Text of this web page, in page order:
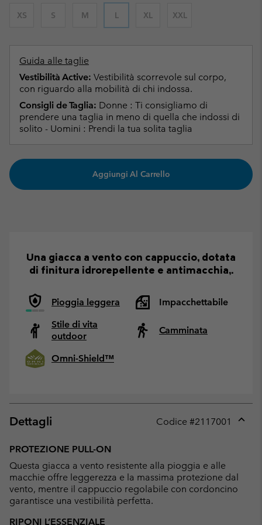
XS S M L XL XXL
Guida alle taglie
Vestibilità Active: Vestibilità scorrevole sul corpo,
con riguardo alla mobilità di chi indossa.
Consigli de Taglia: Donne : Ti consigliamo di
prendere una taglia in meno di quella che indossi di
solito - Uomini : Prendi la tua solita taglia
Aggiungi Al Carrello
Una giacca a vento con cappuccio, dotata
di finitura idrorepellente e antimacchia,.
Pioggia leggera
Impacchettabile
Stile di vita
outdoor
Camminata
Omni-Shield™
Dettagli Codice #2117001
PROTEZIONE PULL-ON
Questa giacca a vento resistente alla pioggia e alle
macchie offre leggerezza e la massima protezione dal
vento, mentre il cappuccio regolabile con cordoncino
garantisce una vestibilità perfetta.
RIPONI L’ESSENZIALE